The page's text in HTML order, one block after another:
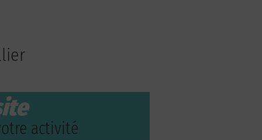
activité